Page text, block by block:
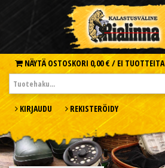
NÄYTÄ OSTOSKORI 0,00 € / EI TUOTTEITA
KIRJAUDU REKISTERÖIDY